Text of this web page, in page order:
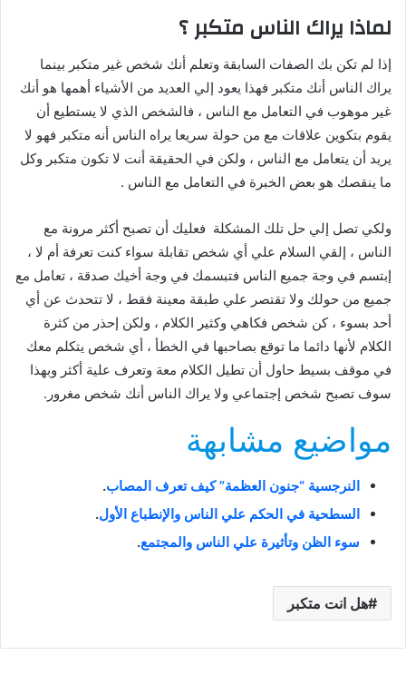
لماذا يراك الناس متكبر ؟
إذا لم تكن بك الصفات السابقة وتعلم أنك شخص غير متكبر بينما
يراك الناس أنك متكبر فهذا يعود إلي العديد من الأشياء أهمها هو أنك
غير موهوب في التعامل مع الناس ، فالشخص الذي لا يستطيع أن
يقوم بتكوين علاقات مع من حولة سريعا يراه الناس أنه متكبر فهو لا
يريد أن يتعامل مع الناس ، ولكن في الحقيقة أنت لا تكون متكبر وكل
ما ينقصك هو بعض الخبرة في التعامل مع الناس .
ولكي تصل إلي حل تلك المشكلة فعليك أن تصبح أكثر مرونة مع
الناس ، إلقي السلام علي أي شخص تقابلة سواء كنت تعرفة أم لا ،
إبتسم في وجة جميع الناس فتبسمك في وجة أخيك صدقة ، تعامل مع
جميع من حولك ولا تقتصر علي طبقة معينة فقط ، لا تتحدث عن أي
أحد بسوء ، كن شخص فكاهي وكثير الكلام ، ولكن إحذر من كثرة
الكلام لأنها دائما ما توقع بصاحبها في الخطأ ، أي شخص يتكلم معك
في موقف بسيط حاول أن تطيل الكلام معة وتعرف علية أكثر وبهذا
سوف تصبح شخص إجتماعي ولا يراك الناس أنك شخص مغرور.
مواضيع مشابهة
النرجسية “جنون العظمة” كيف تعرف المصاب.
السطحية في الحكم علي الناس والإنطباع الأول.
سوء الظن وتأثيرة علي الناس والمجتمع.
هل انت متكبر